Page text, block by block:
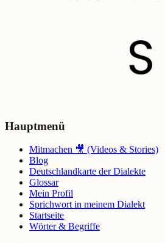
Hauptmenü
Mitmachen 🎥 (Videos & Stories)
Blog
Deutschlandkarte der Dialekte
Glossar
Mein Profil
Sprichwort in meinem Dialekt
Startseite
Wörter & Begriffe